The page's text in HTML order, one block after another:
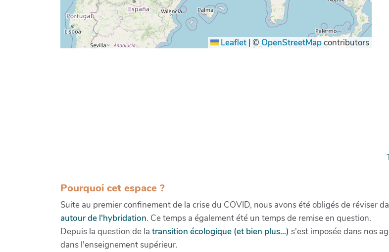
Leaflet | © OpenStreetMapcontributors
Pourquoi cet espace ?
Suite au premier confinement de la crise du COVID, nous avons été obligés de réviser
autour de l'hybridation. Ce temps a également été un temps de remise en question.
Depuis la question de la transition écologique (et bien plus...) s'est imposée dans nos
dans l'enseignement supérieur.